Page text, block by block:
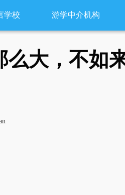
学校 游学中介机构
么大，不如